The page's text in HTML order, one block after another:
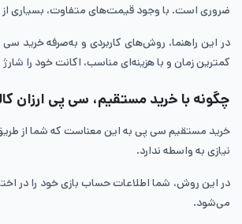
ضروری است. با وجود قیمت‌های متفاوت، بسیاری از
در این راهنما، روش‌های کاربردی و به‌صرفه خرید
کمترین زمان و با هزینه‌ای مناسب، اکانت خود را
چگونه با خرید مستقیم، سی پی ارزان
خرید مستقیم سی پی به این معناست که شما از
نیازی به واسطه‌ ندارد.
در این روش، شما اطلاعات حساب بازی خود را در
می‌شود.